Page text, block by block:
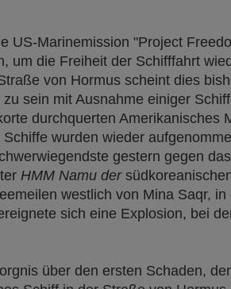
US-Marinemission "Project
um die Freiheit der Schifffahrt
von Hormus scheint dies
sein mit Ausnahme einiger
durchquerten Amerikanisches
wurden wieder
gestern gegen
HMM Namu der
westlich von Mina Saqr, in
sich eine Explosion, bei
über den ersten Schaden,